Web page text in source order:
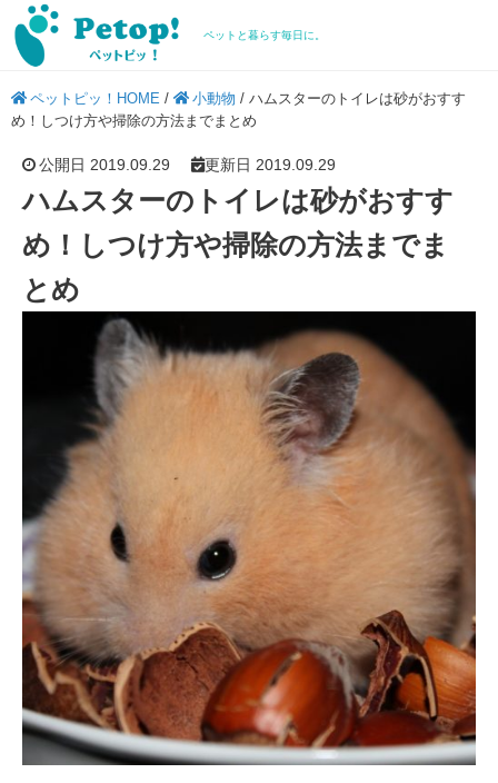
ペットと暮らす毎日に。
ペットピッ！HOME / 小動物 / ハムスターのトイレは砂がおすす
め！しつけ方や掃除の方法までまとめ
公開日 2019.09.29 更新日 2019.09.29
ハムスターのトイレは砂がおすす
め！しつけ方や掃除の方法までま
とめ